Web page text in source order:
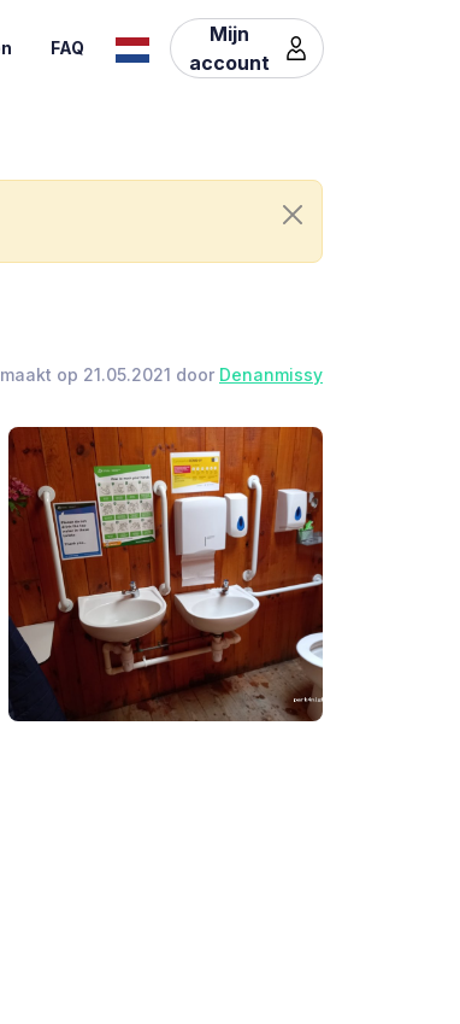
FAQ
Mijn
account
op 21.05.2021 door Denanmissy